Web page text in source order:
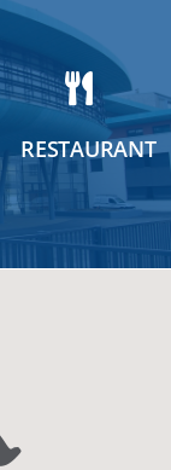
RESTAURANT